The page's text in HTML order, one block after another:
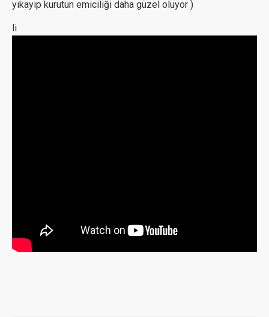
yıkayıp kurutun emiciliği daha güzel oluyor )
li